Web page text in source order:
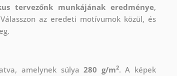
tervezőnk munkájának eredménye,
az eredeti motívumok közül, és
amelynek súlya280 g/m2. A képek